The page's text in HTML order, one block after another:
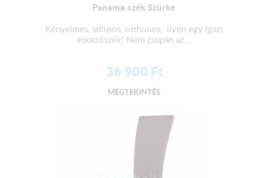
Panama szék Szürke
Kényelmes, stílusos, otthonos, ilyen egy igazi
étkezőszék! Nem csupán az...
36 900 Ft
MEGTEKINTÉS